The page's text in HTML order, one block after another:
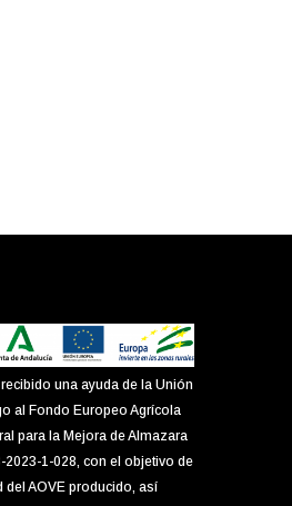
una ayuda de la Unión
al Fondo Europeo Agrícola
para la Mejora de Almazara
2023-1-028, con el objetivo de
del AOVE producido, así